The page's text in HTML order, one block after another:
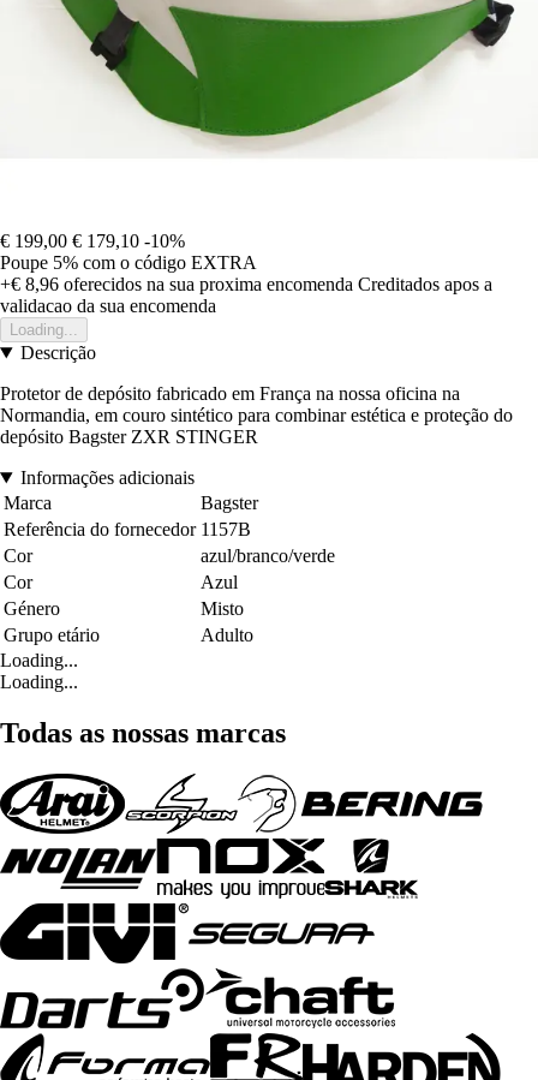
€ 199,00 € 179,10 -10%
Poupe 5% com o código EXTRA
+€ 8,96 oferecidos na sua proxima encomenda Creditados apos a
validacao da sua encomenda
Loading...
Descrição
Protetor de depósito fabricado em França na nossa oficina na
Normandia, em couro sintético para combinar estética e proteção do
depósito Bagster ZXR STINGER
Informações adicionais
Marca
Bagster
Referência do fornecedor 1157B
Cor
azul/branco/verde
Cor
Azul
Género
Misto
Grupo etário
Adulto
Loading...
Loading...
Todas as nossas marcas